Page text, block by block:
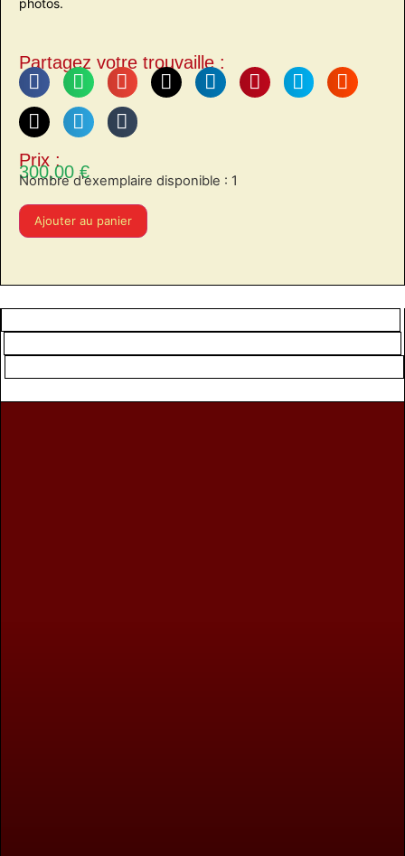
Partagez votre trouvaille :
Prix :
300,00€
Nombre d'exemplaire disponible : 1
Ajouter au panier